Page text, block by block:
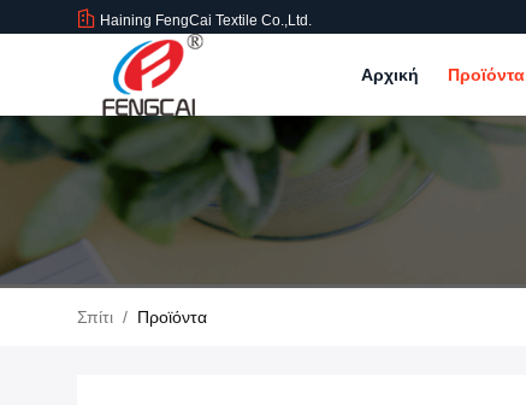
Haining FengCai Textile Co.,Ltd.
Αρχική Προϊόντα
Σπίτι / Προϊόντα